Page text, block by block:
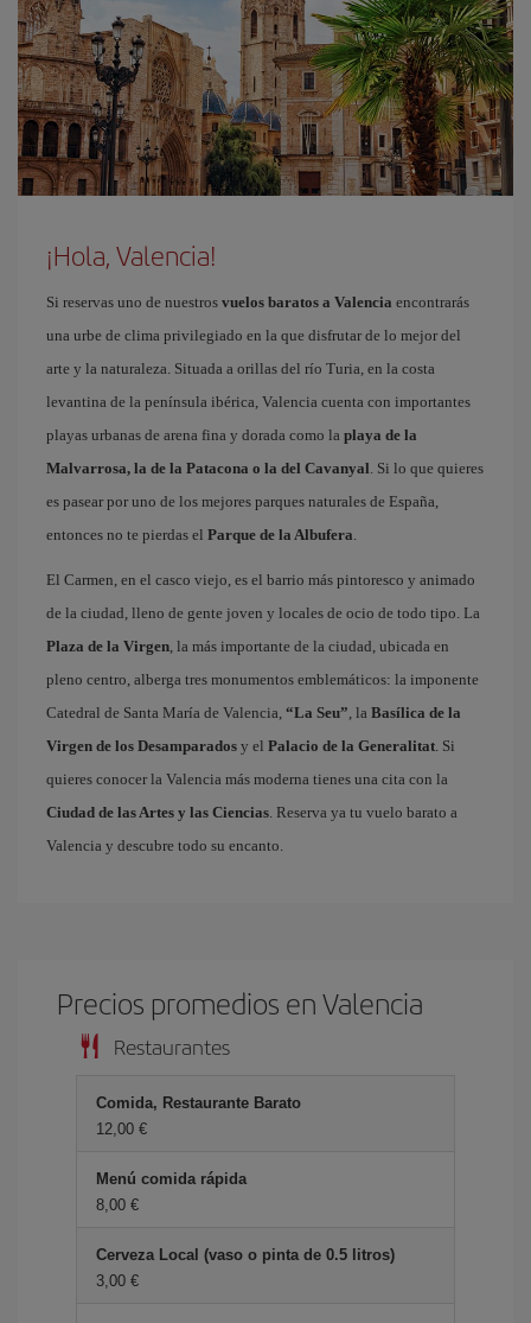
¡Hola, Valencia!
Si reservas uno de nuestros vuelos baratos a Valencia encontrarás
una urbe de clima privilegiado en la que disfrutar de lo mejor del
arte y la naturaleza. Situada a orillas del río Turia, en la costa
levantina de la península ibérica, Valencia cuenta con importantes
playas urbanas de arena fina y dorada como la playa de la
Malvarrosa, la de la Patacona o la del Cavanyal. Si lo que quieres
es pasear por uno de los mejores parques naturales de España,
entonces no te pierdas el Parque de la Albufera.
El Carmen, en el casco viejo, es el barrio más pintoresco y animado
de la ciudad, lleno de gente joven y locales de ocio de todo tipo. La
Plaza de la Virgen, la más importante de la ciudad, ubicada en
pleno centro, alberga tres monumentos emblemáticos: la imponente
Catedral de Santa María de Valencia, “La Seu”, la Basílica de la
Virgen de los Desamparados y el Palacio de la Generalitat. Si
quieres conocer la Valencia más moderna tienes una cita con la
Ciudad de las Artes y las Ciencias. Reserva ya tu vuelo barato a
Valencia y descubre todo su encanto.
Precios promedios en Valencia
Restaurantes
Comida, Restaurante Barato
12,00 €
Menú comida rápida
8,00 €
Cerveza Local (vaso o pinta de 0.5 litros)
3,00 €